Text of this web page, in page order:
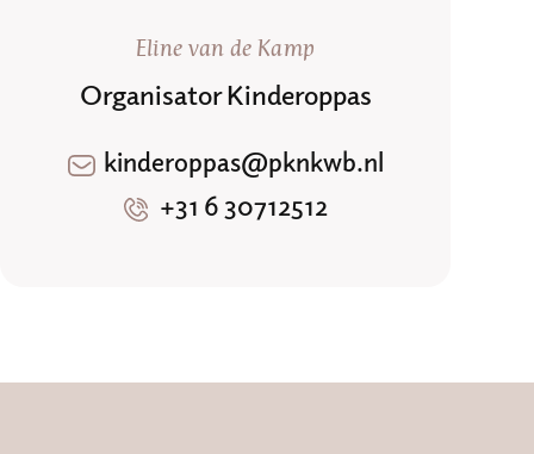
Eline van de Kamp
Organisator Kinderoppas
kinderoppas@pknkwb.nl
+31 6 30712512